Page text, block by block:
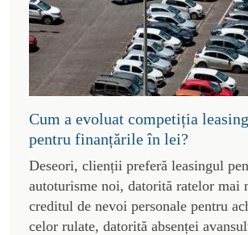
Cum a evoluat competiția
pentru finanțările în lei?
Deseori, clienții preferă leasingul
autoturisme noi, datorită ratelor mai
creditul de nevoi personale pentru
celor rulate, datorită absenței